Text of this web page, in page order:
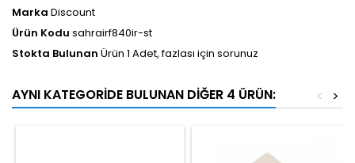
Marka Discount
Ürün Kodu sahrairf840ir-st
Stokta Bulunan Ürün 1 Adet, fazlası için sorunuz
AYNI KATEGORIDE BULUNAN DIĞER 4 ÜRÜN: >
<